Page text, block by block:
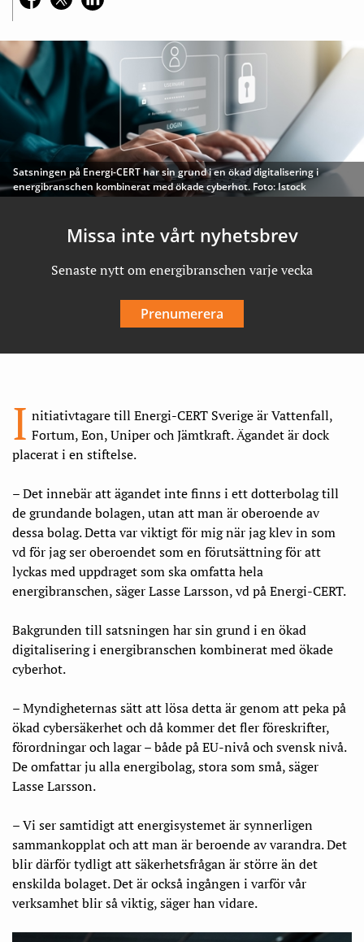
Satsningen på Energi-CERT har sin grund i en ökad digitalisering i
energibranschen kombinerat med ökade cyberhot. Foto: Istock
Missa inte vårt nyhetsbrev
Senaste nytt om energibranschen varje vecka
Prenumerera
I nitiativtagare till Energi-CERT Sverige är Vattenfall,
Fortum, Eon, Uniper och Jämtkraft. Ägandet är dock
placerat i en stiftelse.
– Det innebär att ägandet inte finns i ett dotterbolag till
de grundande bolagen, utan att man är oberoende av
dessa bolag. Detta var viktigt för mig när jag klev in som
vd för jag ser oberoendet som en förutsättning för att
lyckas med uppdraget som ska omfatta hela
energibranschen, säger Lasse Larsson, vd på Energi-CERT.
Bakgrunden till satsningen har sin grund i en ökad
digitalisering i energibranschen kombinerat med ökade
cyberhot.
– Myndigheternas sätt att lösa detta är genom att peka på
ökad cybersäkerhet och då kommer det fler föreskrifter,
förordningar och lagar – både på EU-nivå och svensk nivå.
De omfattar ju alla energibolag, stora som små, säger
Lasse Larsson.
– Vi ser samtidigt att energisystemet är synnerligen
sammankopplat och att man är beroende av varandra. Det
blir därför tydligt att säkerhetsfrågan är större än det
enskilda bolaget. Det är också ingången i varför vår
verksamhet blir så viktig, säger han vidare.